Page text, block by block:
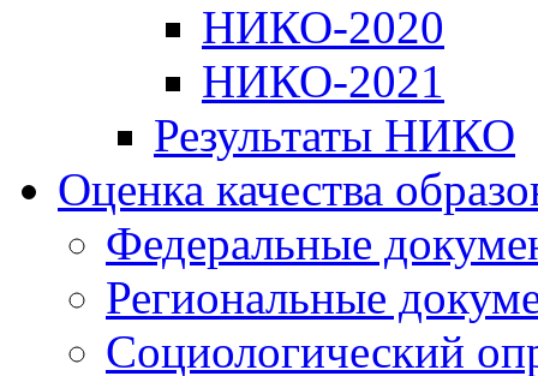
НИКО-2020
НИКО-2021
Результаты НИКО
Оценка качества
Федеральные
Региональные
Социологический